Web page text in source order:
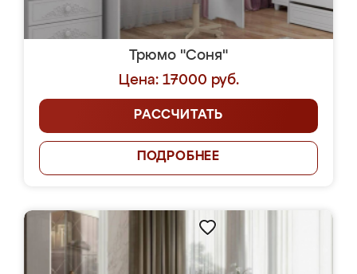
Трюмо "Соня"
Цена: 17000 руб.
РАССЧИТАТЬ
ПОДРОБНЕЕ